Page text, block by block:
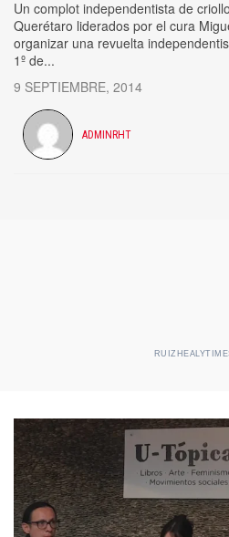
Un complot independentista de
Querétaro liderados por el cura
organizar una revuelta
1º de...
9 SEPTIEMBRE, 2014
ADMINRHT